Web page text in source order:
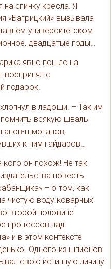
на спинку кресла. Я
«Багрицкий» вызывала
университетском
двадцатые годы…
явно пошло на
воспринял с
подарок.
в ладоши. – Так им
всякую шваль
шмоганов,
к ним гайдаров…
кого он похож! Не так
повесть
– о том, как
чистую воду коварных
второй половине
процессов над
и в этом контексте
Одного из шпионов
свою истинную личину